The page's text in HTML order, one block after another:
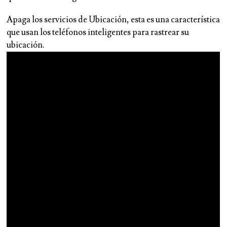
Apaga los servicios de Ubicación, esta es una característica
que usan los teléfonos inteligentes para rastrear su
ubicación.